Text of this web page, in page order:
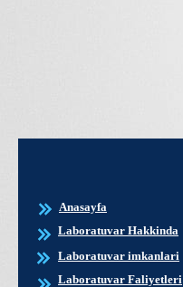
Anasayfa
Laboratuvar Hakkinda
Laboratuvar imkanlari
Laboratuvar Faliyetleri